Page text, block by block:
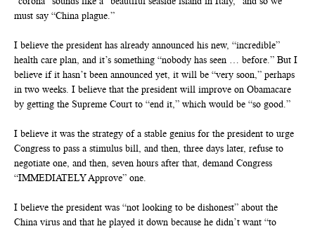
must say “China plague.”
I believe the president has already announced his new, “incredible”
health care plan, and it’s something “nobody has seen … before.” But I
believe if it hasn’t been announced yet, it will be “very soon,” perhaps
in two weeks. I believe that the president will improve on Obamacare
by getting the Supreme Court to “end it,” which would be “so good.”
I believe it was the strategy of a stable genius for the president to urge
Congress to pass a stimulus bill, and then, three days later, refuse to
negotiate one, and then, seven hours after that, demand Congress
“IMMEDIATELY Approve” one.
I believe the president was “not looking to be dishonest” about the
China virus and that he played it down because he didn’t want “to